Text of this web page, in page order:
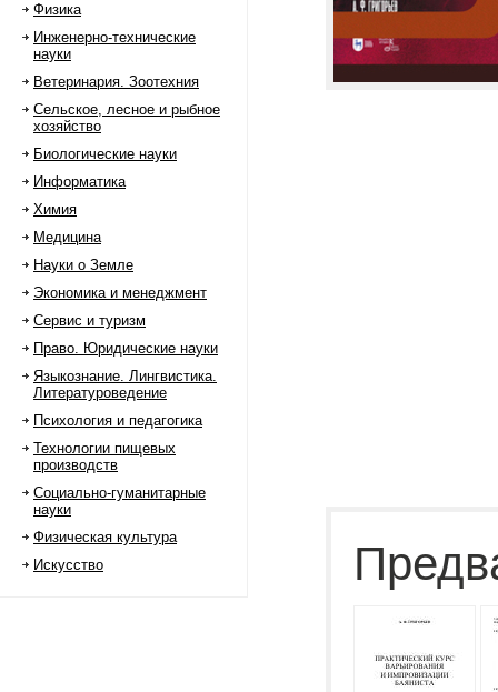
Физика
Инженерно-технические
науки
Ветеринария. Зоотехния
Сельское, лесное и рыбное
хозяйство
Биологические науки
Информатика
Химия
Медицина
Науки о Земле
Экономика и менеджмент
Сервис и туризм
Право. Юридические науки
Языкознание. Лингвистика.
Литературоведение
Психология и педагогика
Технологии пищевых
производств
Социально-гуманитарные
науки
Физическая культура
Искусство